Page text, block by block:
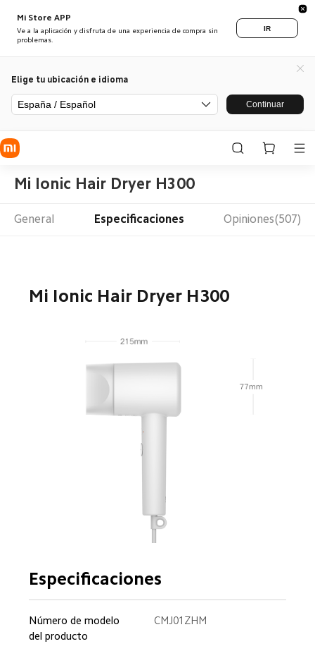
Mi Store APP
Ve a la aplicación y disfruta de una experiencia de compra sin
problemas.
IR
Elige tu ubicación e idioma
España / Español Continuar
Mi Ionic Hair Dryer H300
General Especificaciones Opiniones(507)
Mi Ionic Hair Dryer H300
Especificaciones
Número de modelo
del producto
CMJ01ZHM